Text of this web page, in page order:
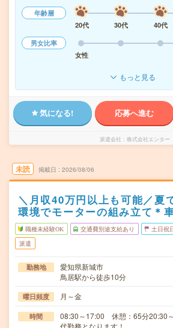
年齢層
20代
30代 40代
男女比率
女性
もっと見る
気になる! 応募へ進む
派遣会社 株式会社エンター
未読 掲載日 2026/08/06
＼月収40万円以上も可能／夏
環境でモーターの組み立て＊
職種未経験OK 交通費別途支給あり 土日祝
派遣
勤務地
愛知県新城市
鳥居駅から徒歩10分
曜日頻度 月～金
時間
08:30～17:00 休憩：65分20:30
代勤務となります！